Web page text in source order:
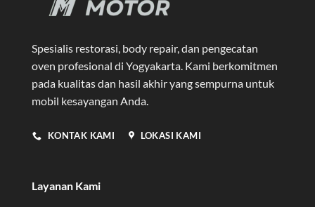
Spesialis restorasi, body repair, dan pengecatan
oven profesional di Yogyakarta. Kami berkomitmen
pada kualitas dan hasil akhir yang sempurna untuk
mobil kesayangan Anda.
KONTAK KAMI LOKASI KAMI
Layanan Kami